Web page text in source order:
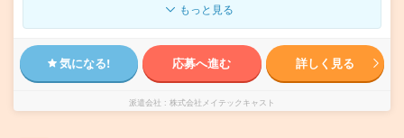
もっと見る
気になる! 応募へ進む 詳しく見る
派遣会社 株式会社メイテックキャスト